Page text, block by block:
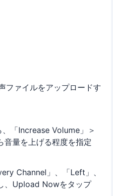
ファイルをアップロードす
「Increase Volume」＞
音量を上げる程度を指定
Channel」、「Left」、
、Upload Nowをタップ